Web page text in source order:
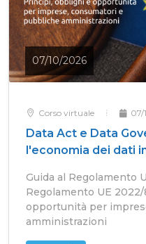
07/10/2026
Corso virtuale 07/
Data Act e Data
l'economia dei dati
Guida al Regolamento
Regolamento UE
opportunità per
amministrazioni